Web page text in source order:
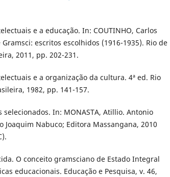
e a educação. In: COUTINHO, Carlos
escritos escolhidos (1916-1935). Rio de
2011, pp. 202-231.
e a organização da cultura. 4ª ed. Rio
1982, pp. 141-157.
selecionados. In: MONASTA, Atillio. Antonio
Joaquim Nabuco; Editora Massangana, 2010
O conceito gramsciano de Estado Integral
educacionais. Educação e Pesquisa, v. 46,